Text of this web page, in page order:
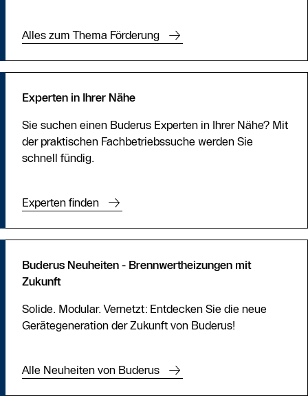
Alles zum Thema Förderung
Experten in Ihrer Nähe
Sie suchen einen Buderus Experten in Ihrer Nähe? Mit
der praktischen Fachbetriebssuche werden Sie
schnell fündig.
Experten finden
Buderus Neuheiten - Brennwertheizungen mit
Zukunft
Solide. Modular. Vernetzt: Entdecken Sie die neue
Gerätegeneration der Zukunft von Buderus!
Alle Neuheiten von Buderus